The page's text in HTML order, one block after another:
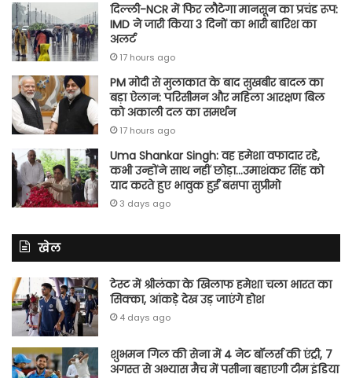
दिल्ली-NCR में फिर लौटेगा मानसून का प्रचंड रूप:
IMD ने जारी किया 3 दिनों का भारी बारिश का
अलर्ट
17 hours ago
PM मोदी से मुलाकात के बाद सुखबीर बादल का
बड़ा ऐलान: परिसीमन और महिला आरक्षण बिल
को अकाली दल का समर्थन
17 hours ago
Uma Shankar Singh: वह हमेशा वफादार रहे,
कभी उन्होंने साथ नहीं छोड़ा…उमाशंकर सिंह को
याद करते हुए भावुक हुईं बसपा सुप्रीमो
3 days ago
खेल
टेस्ट में श्रीलंका के खिलाफ हमेशा चला भारत का
सिक्का, आंकड़े देख उड़ जाएंगे होश
4 days ago
शुभमन गिल की सेना में 4 नेट बॉलर्स की एंट्री, 7
अगस्त से अभ्यास मैच में पसीना बहाएगी टीम इंडिया